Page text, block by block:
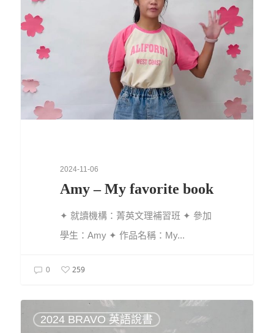
2024-11-06
Amy – My favorite book
✦ 就讀機構：菁英文理補習班 ✦ 參加
學生：Amy ✦ 作品名稱：My...
0 259
2024 BRAVO 英語說書